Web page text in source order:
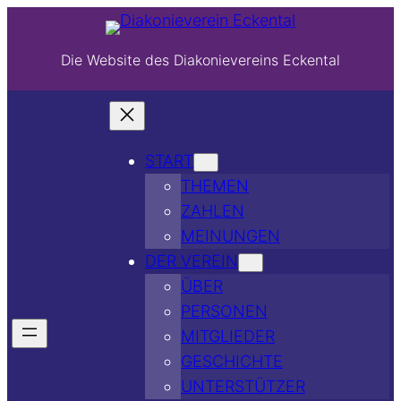
Die Website des Diakonievereins Eckental
START
THEMEN
ZAHLEN
MEINUNGEN
DER VEREIN
ÜBER
PERSONEN
MITGLIEDER
GESCHICHTE
UNTERSTÜTZER